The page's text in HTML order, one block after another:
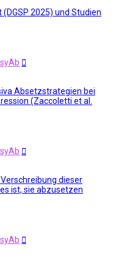
2025) und Studien
Absetzstrategien bei
(Zaccoletti et al.
dieser
ist, sie abzusetzen